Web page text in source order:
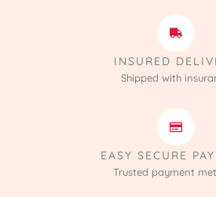
INSURED
Shipped with
EASY SECURE
Trusted payment